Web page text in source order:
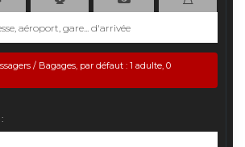
/ Bagages, par défaut : 1 adulte, 0